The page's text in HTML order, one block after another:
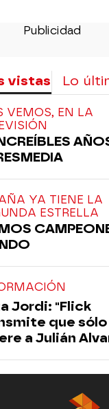
vistas Lo
VEMOS, EN LA
YA TIENE LA
ESTRELLA
Jordi: "Flick
que sólo
a Julián